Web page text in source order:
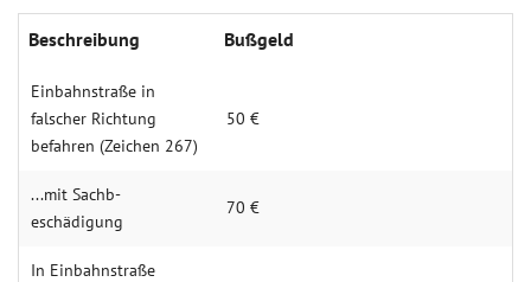
Beschrei­bung Buß­geld
Einbahn­straße in
falscher Rich­tung
befahren (Zeichen 267)
50 €
...mit Sachb­
eschädigung
70 €
In Einbahn­straße